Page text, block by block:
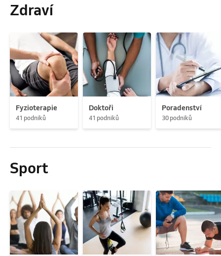
Zdraví
Fyzioterapie
41 podniků
Doktoři
41 podniků
Poradenství
30 podniků
Sport